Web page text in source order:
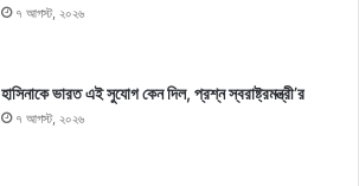
৭ আগস্ট, ২০২৬
হাসিনাকে ভারত এই সুযোগ কেন দিল, প্রশ্ন স্বরাষ্ট্রমন্ত্রী’র
৭ আগস্ট, ২০২৬